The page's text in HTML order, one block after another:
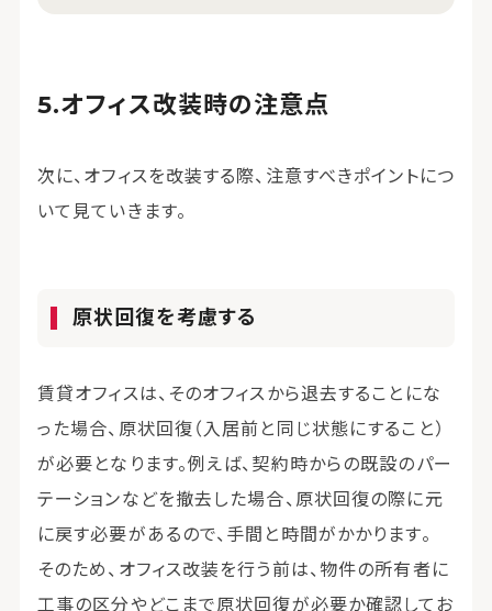
オフィス改装時の注意点
次に、オフィスを改装する際、注意すべきポイントにつ
いて見ていきます。
原状回復を考慮する
賃貸オフィスは、そのオフィスから退去することにな
った場合、原状回復（入居前と同じ状態にすること）
が必要となります。例えば、契約時からの既設のパー
テーションなどを撤去した場合、原状回復の際に元
に戻す必要があるので、手間と時間がかかります。
そのため、オフィス改装を行う前は、物件の所有者に
工事の区分やどこまで原状回復が必要か確認してお